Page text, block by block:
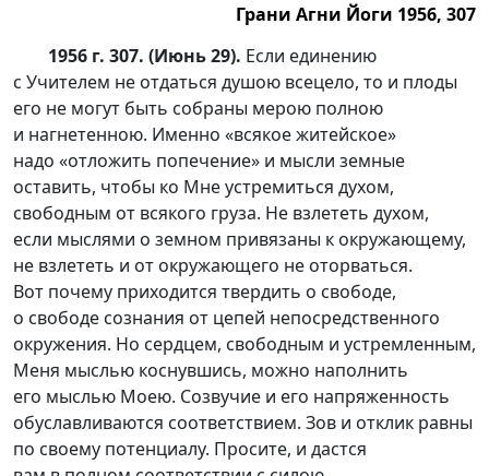
Грани Агни Йоги 1956, 307
1956 г. 307. (Июнь 29). Если единению
с Учителем не отдаться душою всецело, то и плоды
его не могут быть собраны мерою полною
и нагнетенною. Именно «всякое житейское»
надо «отложить попечение» и мысли земные
оставить, чтобы ко Мне устремиться духом,
свободным от всякого груза. Не взлететь духом,
если мыслями о земном привязаны к окружающему,
не взлететь и от окружающего не оторваться.
Вот почему приходится твердить о свободе,
о свободе сознания от цепей непосредственного
окружения. Но сердцем, свободным и устремленным,
Меня мыслью коснувшись, можно наполнить
его мыслью Моею. Созвучие и его напряженность
обуславливаются соответствием. Зов и отклик равны
по своему потенциалу. Просите, и дастся